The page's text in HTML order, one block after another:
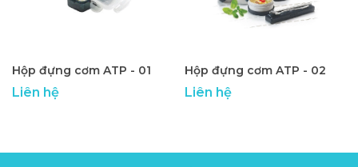
Hộp đựng cơm ATP - 01
Liên hệ
Hộp đựng cơm ATP - 02
Liên hệ